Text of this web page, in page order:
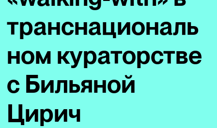
транснациональ
ном кураторстве
с Бильяной
Цирич